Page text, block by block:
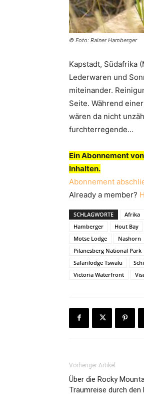
© Foto: Rainer Hamberger
Kapstadt, Südafrika
Lederwaren und
miteinander.
Seite. Während
wären da nicht
furchterregende…
Ein Abonnement
Inhalten.
Abonnement
Already a member?
SCHLAGWORTE Afrika
Hamberger
Hout Bay
Motse Lodge
Nashorn
Pilanesberg National Park
Safarilodge Tswalu
Victoria Waterfront
Vorheriger Artikel
Über die Rocky
Traumreise durch